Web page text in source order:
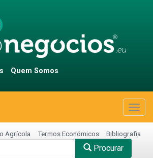
Quem Somos
Agrícola Termos Económicos Bibliografia
Procurar